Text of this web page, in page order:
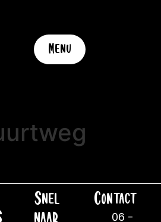
Menu
Snel
Contact
06 -